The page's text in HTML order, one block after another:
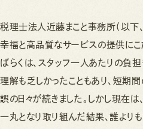
税理士法人近藤まこと事務所（以下
幸福と高品質なサービスの提供にこ
ばらくは、スタッフ一人あたりの負
理解も乏しかったこともあり、短期
誤の日々が続きました。しかし現在
一丸となり取り組んだ結果、誰より